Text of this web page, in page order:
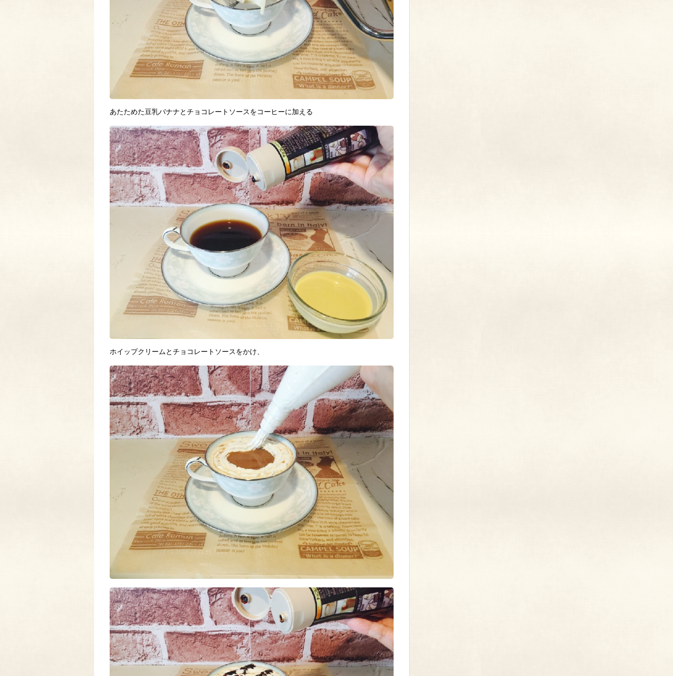
あたためた豆乳バナナとチョコレートソースをコーヒーに加える
ホイップクリームとチョコレートソースをかけ、